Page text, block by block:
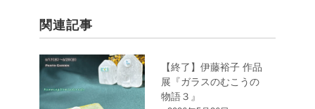
関連記事
【終了】伊藤裕子 作品
展『ガラスのむこうの
物語３』